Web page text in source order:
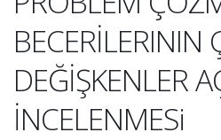
BECERİLERININ
DEĞİŞKENLER
İNCELENMESi